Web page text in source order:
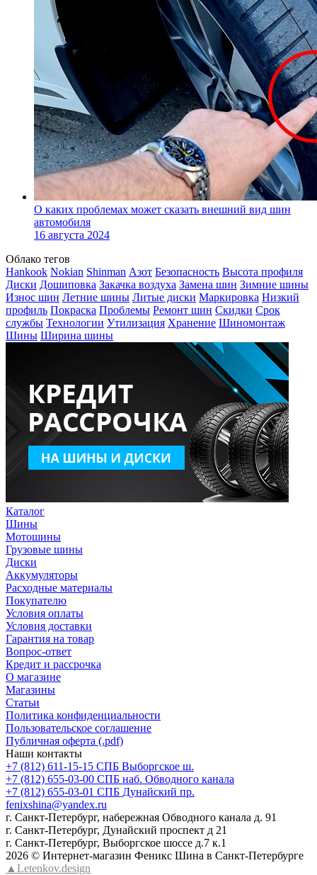
О каких проблемах может сказать внешний вид шин
автомобиля
16 августа 2024
Облако тегов
Hankook Nokian Shinman Азот Безопасность Высота профиля
Диски Дошиповка Закачка воздуха Замена шин Зимние шины
Износ шин Летние шины Литые диски Маркировка Низкий
профиль Покраска Проблемы Ремонт шин Скидки Срок
службы Технологии Утилизация Хранение Шиномонтаж
Шины Ширина шины
Каталог
Шины
Мотошины
Грузовые шины
Диски
Аккумуляторы
Расходные материалы
Покупателю
Условия оплаты
Условия доставки
Гарантия на товар
Вопрос-ответ
Кредит и рассрочка
О магазине
Магазины
Статьи
Политика конфиденциальности
Пользовательское соглашение
Публичная оферта (.pdf)
Наши контакты
+7 (812) 611-15-15 СПБ Выборгское ш.
+7 (812) 655-03-00 СПБ наб. Обводного канала
+7 (812) 655-03-01 СПБ Дунайский пр.
fenixshina@yandex.ru
г. Санкт-Петербург, набережная Обводного канала д. 91
г. Санкт-Петербург, Дунайский проспект д 21
г. Санкт-Петербург, Выборгское шоссе д.7 к.1
2026 © Интернет-магазин Феникс Шина в Санкт-Петербурге
▲Letenkov.design